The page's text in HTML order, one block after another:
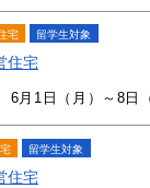
宅 留学生対象
住宅
6月1日（月）～8日
留学生対象
住宅